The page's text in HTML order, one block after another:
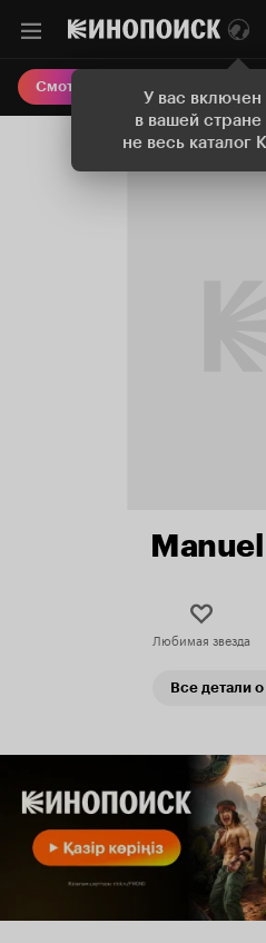
У вас включен
в вашей стране
не весь каталог
Смотреть кино
Любимая звезда
Все детали